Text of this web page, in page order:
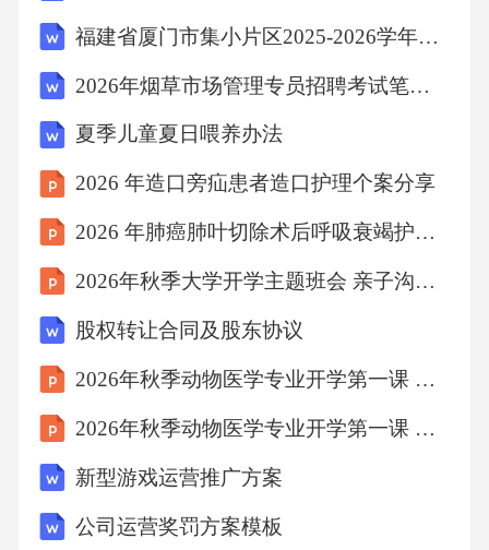
7.1品牌形象塑造
7.2线下体验优化
7.3数字化转型路径
八、XXXXXX
8.2跨部门协作机制
景分析 1.1.1市场环境分析。当前服装行业竞
争激烈，消费者需求多样化，线上线下一体化
福建省厦门市集小片区2025-2026学年四年级上学期期末语文试题（文字版含答案）
2026年烟草市场管理专员招聘考试笔试试题（含答案）
夏季儿童夏日喂养办法
2026 年造口旁疝患者造口护理个案分享
2026 年肺癌肺叶切除术后呼吸衰竭护理个案
2026年秋季大学开学主题班会 亲子沟通的艺术课件
股权转让合同及股东协议
2026年秋季动物医学专业开学第一课 专业素养与核心竞争力
2026年秋季动物医学专业开学第一课 学科交叉与创新发展
新型游戏运营推广方案
公司运营奖罚方案模板